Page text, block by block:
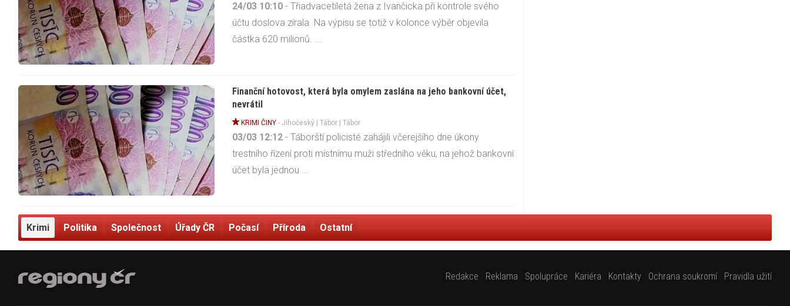
24/03 10:10 - Třiadvacetiletá žena z Ivančicka při kontrole svého
účtu doslova zírala. Na výpisu se totiž v kolonce výběr objevila
částka 620 milionů. ...
Finanční hotovost, která byla omylem zaslána na jeho bankovní účet,
nevrátil
KRIMI ČINY -Jihočeský |Tábor | Tábor
03/03 12:12 - Táborští policisté zahájili včerejšího dne úkony
trestního řízení proti místnímu muži středního věku, na jehož bankovní
účet byla jednou ...
Krimi Politika Společnost Úřady ČR Počasí Příroda Ostatní
Redakce Reklama Spolupráce Kariéra Kontakty Ochrana soukromí Pravidla užití